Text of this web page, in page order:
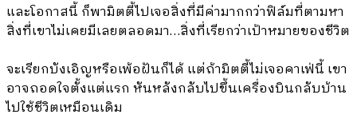
และโอกาสนี้ ก็พามิตตี้ไปเจอสิ่งที่มีค่ามากกว่าฟิล์มที่ตามหา
สิ่งที่เขาไม่เคยมีเลยตลอดมา…สิ่งที่เรียกว่าเป้าหมายของชีวิต
จะเรียกบังเอิญหรือเพ้อฝันก็ได้ แต่ถ้ามิตตี้ไม่เจอคาเฟ่นี้ เขา
อาจถอดใจตั้งแต่แรก หันหลังกลับไปขึ้นเครื่องบินกลับบ้าน
ไปใช้ชีวิตเหมือนเดิม